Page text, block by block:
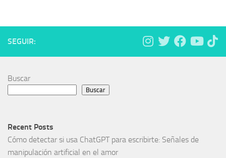
SEGUIR:
Buscar
Buscar
Recent Posts
Cómo detectar si usa ChatGPT para escribirte: Señales de
manipulación artificial en el amor